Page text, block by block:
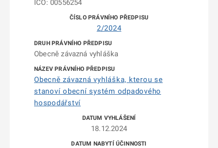
IČO: 00556254
2/2024
Obecně závazná vyhláška
Obecně závazná vyhláška, kterou se
stanoví obecní systém odpadového
hospodářství
18.12.2024